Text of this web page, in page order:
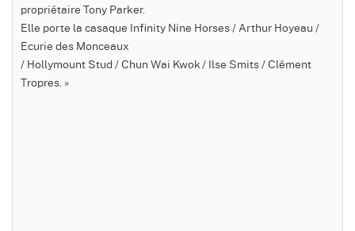
propriétaire Tony Parker.
Elle porte la casaque Infinity Nine Horses / Arthur Hoyeau /
Ecurie des Monceaux
/ Hollymount Stud / Chun Wai Kwok / Ilse Smits / Clément
Tropres. »